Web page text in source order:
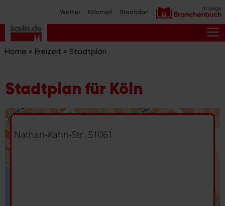
Inhalt
springen
Wetter Kölnmail Stadtplan
Home » Freizeit » Stadtplan
Stadtplan für Köln